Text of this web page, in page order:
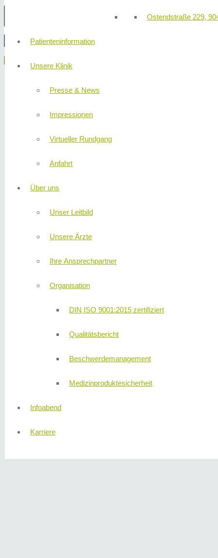
Ostendstraße 229,
Patienteninformation
Unsere Klinik
Presse & News
Impressionen
Virtueller Rundgang
Anfahrt
Über uns
Unser Leitbild
Unsere Ärzte
Ihre Ansprechpartner
Organisation
DIN ISO 9001:2015 zertifiziert
Qualitätsbericht
Beschwerdemanagement
Medizinproduktesicherheit
Infoabend
Karriere
Menü